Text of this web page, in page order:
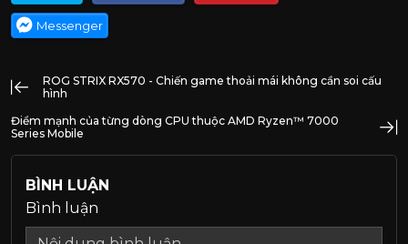
Messenger
ROG STRIX RX570 - Chiến game thoải mái không cần soi cấu
hình
Điểm mạnh của từng dòng CPU thuộc AMD Ryzen™ 7000
Series Mobile
BÌNH LUẬN
Bình luận